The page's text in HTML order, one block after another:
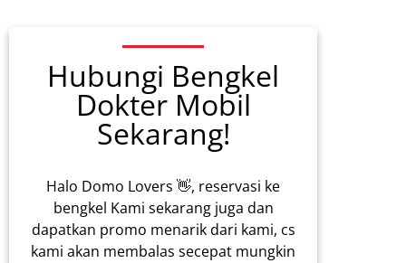
Hubungi Bengkel
Dokter Mobil
Sekarang!
Halo Domo Lovers 👋, reservasi ke
bengkel Kami sekarang juga dan
dapatkan promo menarik dari kami, cs
kami akan membalas secepat mungkin